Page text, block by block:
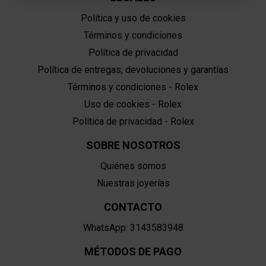
Política y uso de cookies
Términos y condiciones
Política de privacidad
Política de entregas, devoluciones y garantías
Términos y condiciones - Rolex
Uso de cookies - Rolex
Política de privacidad - Rolex
SOBRE NOSOTROS
Quiénes somos
Nuestras joyerías
CONTACTO
WhatsApp: 3143583948
MÉTODOS DE PAGO